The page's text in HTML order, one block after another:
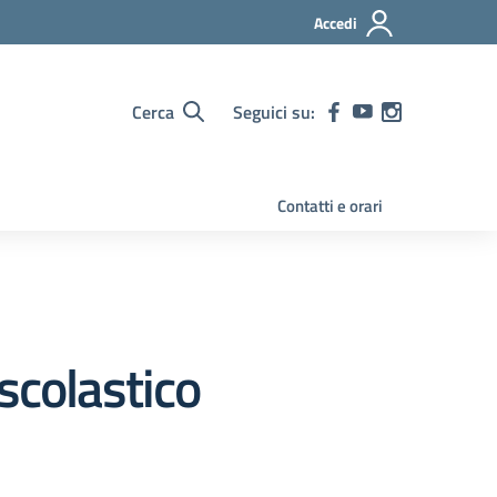
Accedi
Cerca Seguici su:
Contatti e orari